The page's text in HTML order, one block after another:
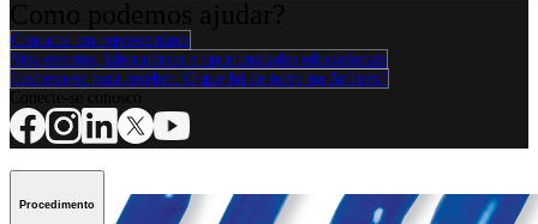
Contacte um representante
Veja eventos, laboratórios e oportunidades educacionais
Inscreva-se para receber: O que há de novo na Arthrex?
Procedimento